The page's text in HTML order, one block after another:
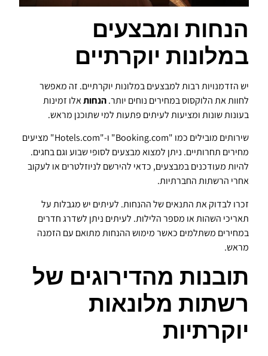
הנחות ומבצעים
במלונות יוקרתיים
יש הזדמנויות רבות למבצעים במלונות יוקרתיים. זה מאפשר
לחוות את הלוקסוס במחירים נוחים יותר.הנחותאלו זמינות
בעונות שונות ומציעות לעיתים פתעות למי שתוכנן מראש.
שירותים מובילים כמו "Booking.com" ו-"Hotels.com" מציעים
מחירים תחרותיים. ניתן למצוא מבצעים לסופי שבוע וגם בחגים.
להיות מעודכנים במבצעים, כדאי להירשם לניוזלטרים או לעקוב
אחרי הרשתות החברתיות.
זכרו לבדוק את התנאים של ההנחות. לעיתים יש מגבלות על
תאריכי השהות או מספר הלילות. לעיתים ניתן לשדרג חדרים
במחירים משתלמים כאשר מימוש ההנחות מתואם עם הזמנה
מראש.
תובנות מהדירוגים של
רשתות מלונאות
יוקרתיות